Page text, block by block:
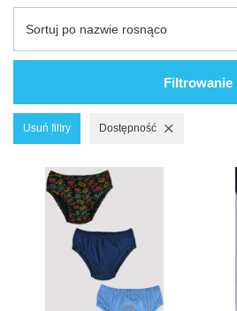
Sortuj po nazwie rosnąco
Filtrowanie
Usuń filtry Dostępność